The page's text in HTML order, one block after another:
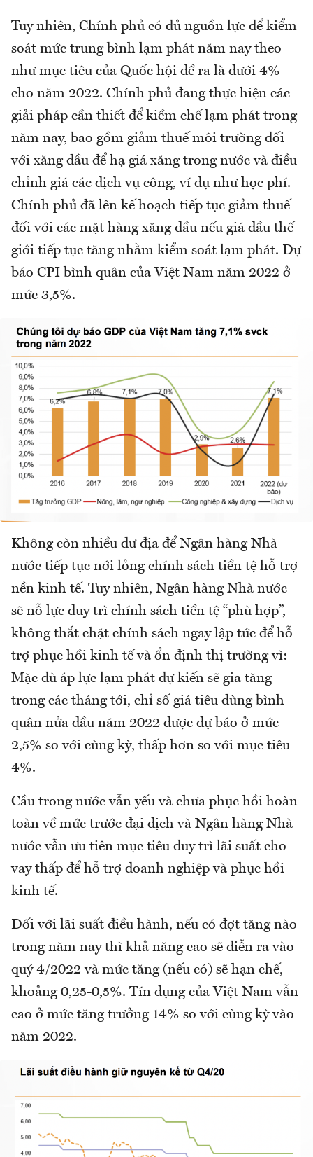
Tuy nhiên, Chính phủ có đủ nguồn lực để kiểm
soát mức trung bình lạm phát năm nay theo
như mục tiêu của Quốc hội đề ra là dưới 4%
cho năm 2022. Chính phủ đang thực hiện các
giải pháp cần thiết để kiềm chế lạm phát trong
năm nay, bao gồm giảm thuế môi trường đối
với xăng dầu để hạ giá xăng trong nước và điều
chỉnh giá các dịch vụ công, ví dụ như học phí.
Chính phủ đã lên kế hoạch tiếp tục giảm thuế
đối với các mặt hàng xăng dầu nếu giá dầu thế
giới tiếp tục tăng nhằm kiểm soát lạm phát. Dự
báo CPI bình quân của Việt Nam năm 2022 ở
mức 3,5%.
Không còn nhiều dư địa để Ngân hàng Nhà
nước tiếp tục nới lỏng chính sách tiền tệ hỗ trợ
nền kinh tế. Tuy nhiên, Ngân hàng Nhà nước
sẽ nỗ lực duy trì chính sách tiền tệ “phù hợp”,
không thắt chặt chính sách ngay lập tức để hỗ
trợ phục hồi kinh tế và ổn định thị trường vì:
Mặc dù áp lực lạm phát dự kiến sẽ gia tăng
trong các tháng tới, chỉ số giá tiêu dùng bình
quân nửa đầu năm 2022 được dự báo ở mức
2,5% so với cùng kỳ, thấp hơn so với mục tiêu
4%.
Cầu trong nước vẫn yếu và chưa phục hồi hoàn
toàn về mức trước đại dịch và Ngân hàng Nhà
nước vẫn ưu tiên mục tiêu duy trì lãi suất cho
vay thấp để hỗ trợ doanh nghiệp và phục hồi
kinh tế.
Đối với lãi suất điều hành, nếu có đợt tăng nào
trong năm nay thì khả năng cao sẽ diễn ra vào
quý 4/2022 và mức tăng (nếu có) sẽ hạn chế,
khoảng 0,25-0,5%. Tín dụng của Việt Nam vẫn
cao ở mức tăng trưởng 14% so với cùng kỳ vào
năm 2022.